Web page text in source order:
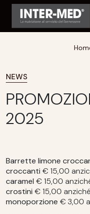
NEWS
2025
Barrette limone
croccanti € 15,00
caramel € 15,00
crostini € 15,00
monoporzione € 3,00